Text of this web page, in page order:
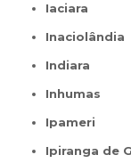
Iaciara
Inaciolândia
Indiara
Inhumas
Ipameri
Ipiranga de